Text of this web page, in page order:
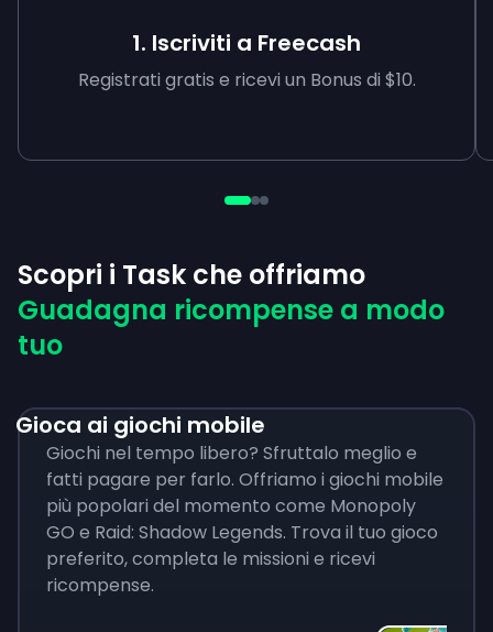
1. Iscriviti a Freecash
Registrati gratis e ricevi un Bonus di $10.
Scopri i Task che offriamo
Guadagna ricompense a modo
tuo
Gioca ai giochi mobile
Giochi nel tempo libero? Sfruttalo meglio e
fatti pagare per farlo. Offriamo i giochi mobile
più popolari del momento come Monopoly
GO e Raid: Shadow Legends. Trova il tuo gioco
preferito, completa le missioni e ricevi
ricompense.